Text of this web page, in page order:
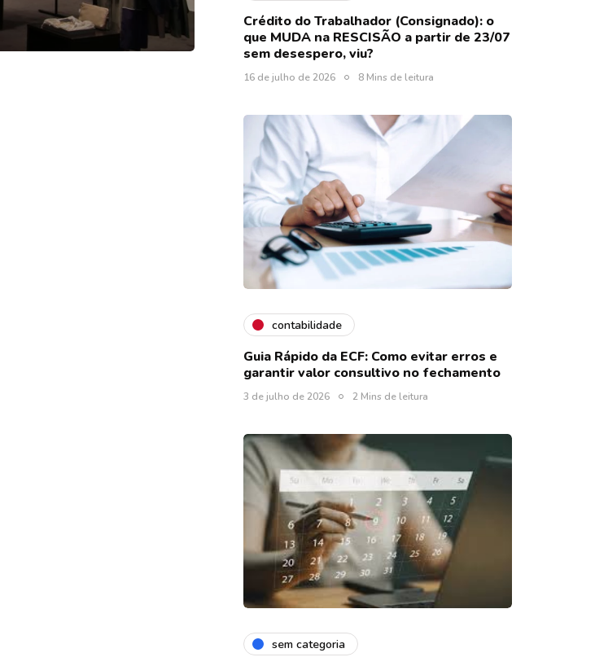
Crédito do Trabalhador (Consignado): o
que MUDA na RESCISÃO a partir de 23/07
sem desespero, viu?
16 de julho de 2026 8 Mins de leitura
contabilidade
Guia Rápido da ECF: Como evitar erros e
garantir valor consultivo no fechamento
3 de julho de 2026 2 Mins de leitura
sem categoria